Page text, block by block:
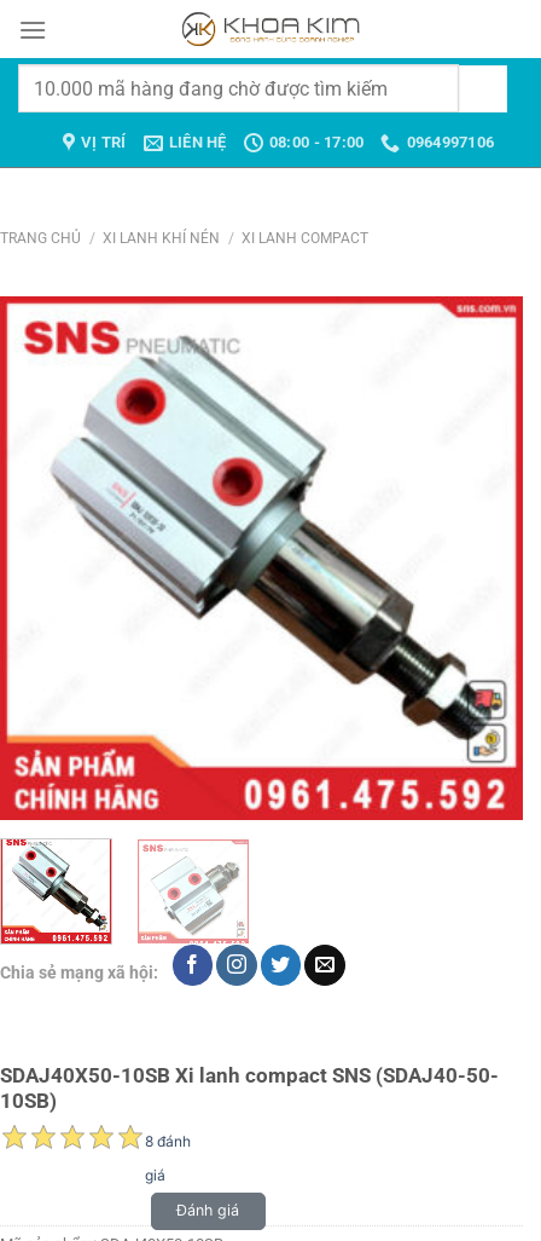
đến
Tìm
VỊ TRÍ LIÊN HỆ 08:00 - 17:00 0964997106
TRANG CHỦ / XI LANH KHÍ NÉN / XI LANH COMPACT
Chia sẻ mạng xã hội:
SDAJ40X50-10SB Xi lanh compact SNS (SDAJ40-50-
10SB)
8 đánh
giá
Đánh giá